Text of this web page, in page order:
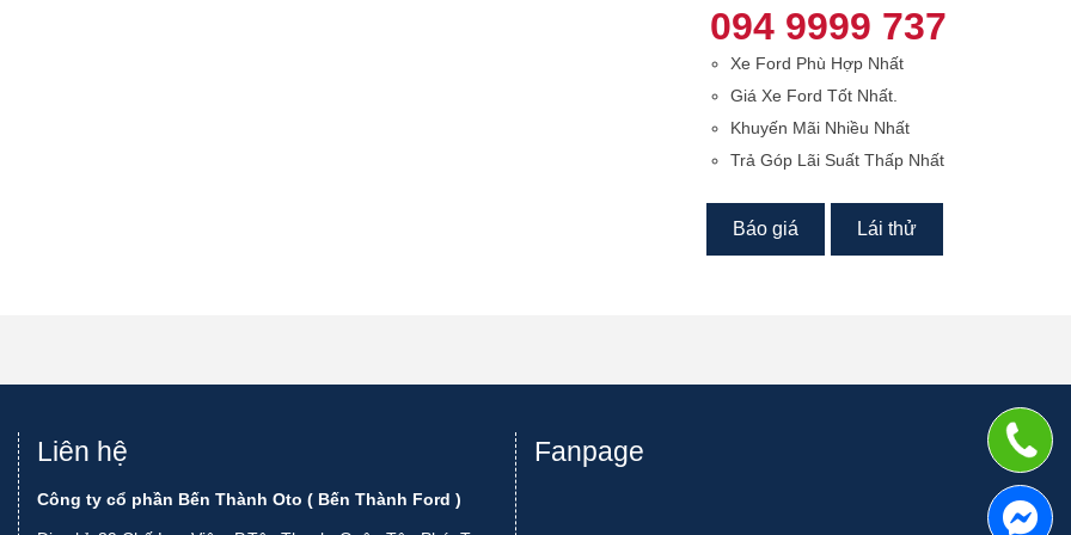
094 9999 737
Xe Ford Phù Hợp Nhất
Giá Xe Ford Tốt Nhất.
Khuyến Mãi Nhiều Nhất
Trả Góp Lãi Suất Thấp Nhất
Báo giá Lái thử
Liên hệ
Công ty cổ phần Bến Thành Oto ( Bến Thành Ford )
Fanpage